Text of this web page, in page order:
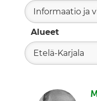
Informaatio ja
Alueet
Etelä-Karjala